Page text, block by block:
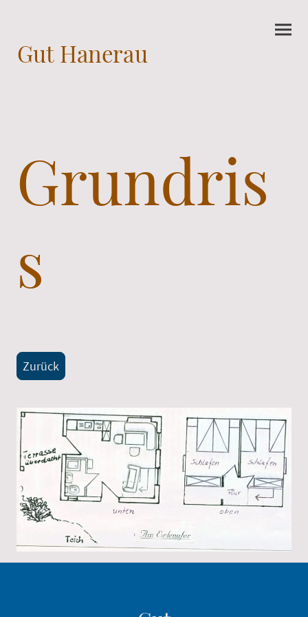
Gut Hanerau
Grundris
s
Zurück